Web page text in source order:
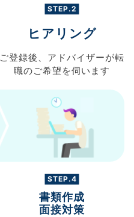
STEP.2
ヒアリング
ご登録後、 アドバイザーが転
職のご希望を伺います
STEP.4
書類作成
面接対策